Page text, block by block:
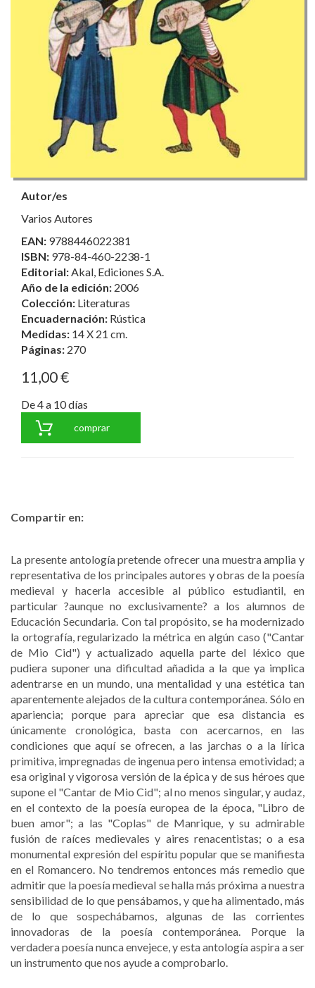
Autor/es
Varios Autores
EAN: 9788446022381
ISBN: 978-84-460-2238-1
Editorial:Akal, Ediciones S.A.
Año de la edición: 2006
Colección: Literaturas
Encuadernación: Rústica
Medidas: 14 X 21 cm.
Páginas: 270
11,00 €
De 4 a 10 días
comprar
Compartir en:
La presente antología pretende ofrecer una muestra amplia y
representativa de los principales autores y obras de la poesía
medieval y hacerla accesible al público estudiantil, en
particular ?aunque no exclusivamente? a los alumnos de
Educación Secundaria. Con tal propósito, se ha modernizado
la ortografía, regularizado la métrica en algún caso ("Cantar
de Mio Cid") y actualizado aquella parte del léxico que
pudiera suponer una dificultad añadida a la que ya implica
adentrarse en un mundo, una mentalidad y una estética tan
aparentemente alejados de la cultura contemporánea. Sólo en
apariencia; porque para apreciar que esa distancia es
únicamente cronológica, basta con acercarnos, en las
condiciones que aquí se ofrecen, a las jarchas o a la lírica
primitiva, impregnadas de ingenua pero intensa emotividad; a
esa original y vigorosa versión de la épica y de sus héroes que
supone el "Cantar de Mio Cid"; al no menos singular, y audaz,
en el contexto de la poesía europea de la época, "Libro de
buen amor"; a las "Coplas" de Manrique, y su admirable
fusión de raíces medievales y aires renacentistas; o a esa
monumental expresión del espíritu popular que se manifiesta
en el Romancero. No tendremos entonces más remedio que
admitir que la poesía medieval se halla más próxima a nuestra
sensibilidad de lo que pensábamos, y que ha alimentado, más
de lo que sospechábamos, algunas de las corrientes
innovadoras de la poesía contemporánea. Porque la
verdadera poesía nunca envejece, y esta antología aspira a ser
un instrumento que nos ayude a comprobarlo.